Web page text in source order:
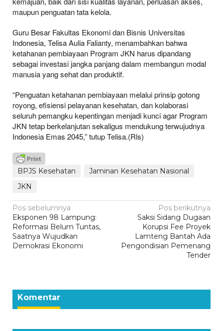
maupun penguatan tata kelola.
Guru Besar Fakultas Ekonomi dan Bisnis Universitas
Indonesia, Telisa Aulia Falianty, menambahkan bahwa
ketahanan pembiayaan Program JKN harus dipandang
sebagai investasi jangka panjang dalam membangun modal
manusia yang sehat dan produktif.
“Penguatan ketahanan pembiayaan melalui prinsip gotong
royong, efisiensi pelayanan kesehatan, dan kolaborasi
seluruh pemangku kepentingan menjadi kunci agar Program
JKN tetap berkelanjutan sekaligus mendukung terwujudnya
Indonesia Emas 2045,” tutup Telisa.(Rls)
BPJS Kesehatan
Jaminan Kesehatan Nasional
JKN
Navigasi
pos
Pos sebelumnya
Eksponen 98 Lampung:
Reformasi Belum Tuntas,
Saatnya Wujudkan
Demokrasi Ekonomi
Pos berikutnya
Saksi Sidang Dugaan
Korupsi Fee Proyek
Lamteng Bantah Ada
Pengondisian Pemenang
Tender
Komentar